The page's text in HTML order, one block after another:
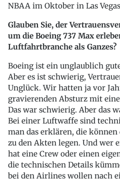
NBAA im Oktober in Las
Glauben Sie, der
um die Boeing 737 Max
Luftfahrtbranche als Ganzes?
Boeing ist ein unglaublich
Aber es ist schwierig,
Unglück. Wir hatten ja vor
gravierenden Absturz mit
Das war schwierig. Aber das
Bei einer Luftwaffe sind
man das erklären, die können
zu den Akten legen. Und wer
hat eine Crew oder einen
die technischen Details
bei den Airlines wollen nach